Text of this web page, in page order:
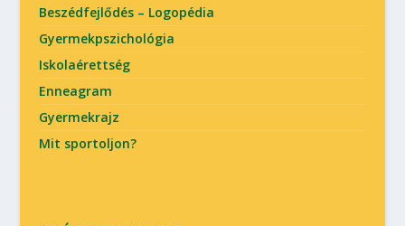
Beszédfejlődés – Logopédia
Gyermekpszichológia
Iskolaérettség
Enneagram
Gyermekrajz
Mit sportoljon?